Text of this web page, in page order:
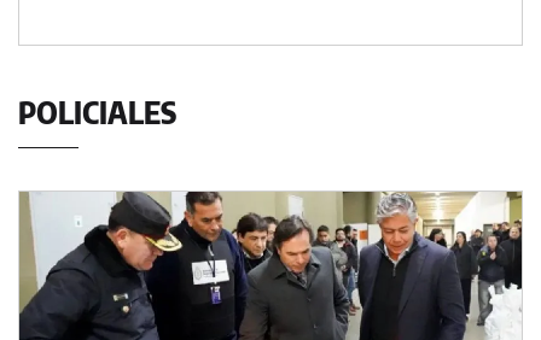
POLICIALES